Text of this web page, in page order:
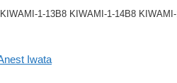
1-13B8 KIWAMI-1-14B8 KIWAMI-
Iwata